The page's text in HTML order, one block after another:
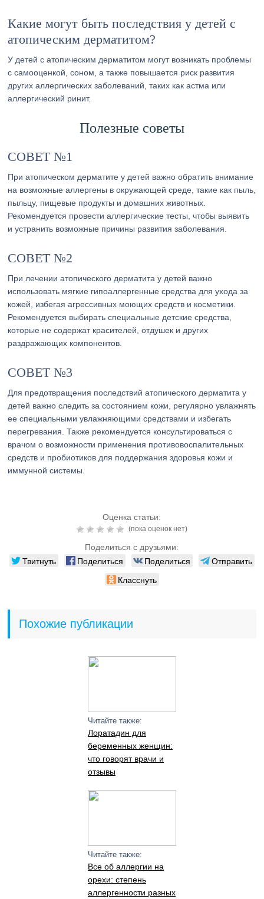
Какие могут быть последствия у детей с
атопическим дерматитом?
У детей с атопическим дерматитом могут возникать проблемы
с самооценкой, соном, а также повышается риск развития
других аллергических заболеваний, таких как астма или
аллергический ринит.
Полезные советы
СОВЕТ №1
При атопическом дерматите у детей важно обратить внимание
на возможные аллергены в окружающей среде, такие как пыль,
пыльцу, пищевые продукты и домашних животных.
Рекомендуется провести аллергические тесты, чтобы выявить
и устранить возможные причины развития заболевания.
СОВЕТ №2
При лечении атопического дерматита у детей важно
использовать мягкие гипоаллергенные средства для ухода за
кожей, избегая агрессивных моющих средств и косметики.
Рекомендуется выбирать специальные детские средства,
которые не содержат красителей, отдушек и других
раздражающих компонентов.
СОВЕТ №3
Для предотвращения последствий атопического дерматита у
детей важно следить за состоянием кожи, регулярно увлажнять
ее специальными увлажняющими средствами и избегать
перегревания. Также рекомендуется консультироваться с
врачом о возможности применения противовоспалительных
средств и пробиотиков для поддержания здоровья кожи и
иммунной системы.
Оценка статьи:
(пока оценок нет)
Поделиться с друзьями:
Твитнуть Поделиться Поделиться
Отправить
Класснуть
Похожие публикации
Читайте также:
Лоратадин для
беременных женщин:
что говорят врачи и
отзывы
Читайте также:
Все об аллергии на
орехи: степень
аллергенности разных